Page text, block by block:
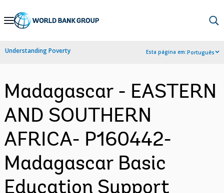
Skip
Navigation
Understanding Poverty Esta página em:Português
Madagascar - EASTERN
AND SOUTHERN
AFRICA- P160442-
Madagascar Basic
Education Support